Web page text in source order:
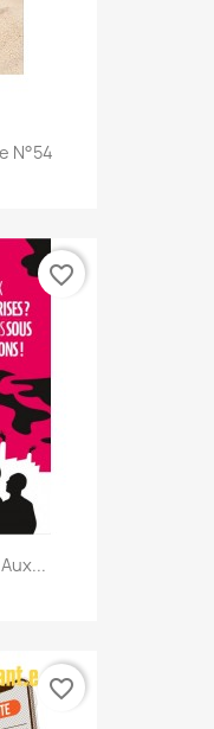
N°54
favorite_border
favorite_border